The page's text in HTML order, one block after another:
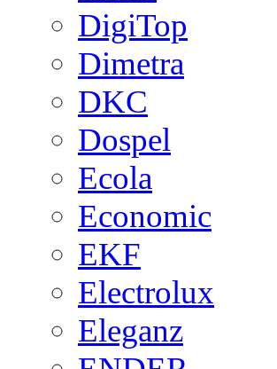
DigiTop
Dimetra
DKC
Dospel
Ecola
Economic
EKF
Electrolux
Eleganz